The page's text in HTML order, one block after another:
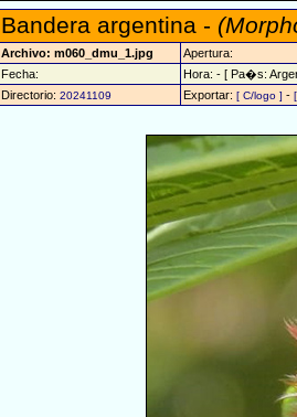
Bandera argentina -
Archivo: m060_dmu_1.jpg
Apertura:
Fecha:
Hora: - [ Pa�s:
Directorio: 20241109 Exportar: [ C/logo ] -